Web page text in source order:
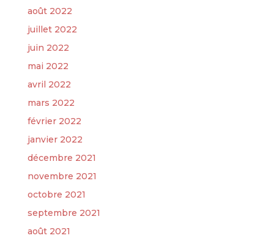
août 2022
juillet 2022
juin 2022
mai 2022
avril 2022
mars 2022
février 2022
janvier 2022
décembre 2021
novembre 2021
octobre 2021
septembre 2021
août 2021